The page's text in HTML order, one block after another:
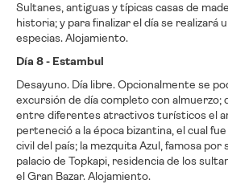
Sultanes, antiguas y típicas casas de
historia; y para finalizar el día se realizará
especias. Alojamiento.
Día 8 - Estambul
Desayuno. Día libre. Opcionalmente se
excursión de día completo con almuerzo;
entre diferentes atractivos turísticos el
perteneció a la época bizantina, el cual
civil del país; la mezquita Azul, famosa
palacio de Topkapi, residencia de los
el Gran Bazar. Alojamiento.